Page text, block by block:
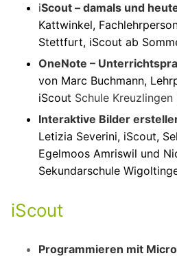
iScout – damals und
Kattwinkel,
Stettfurt, iScout ab
OneNote –
von Marc Buchmann,
iScout Schule Kreuzlingen
Interaktive Bilder
Letizia Severini, iScout,
Egelmoos Amriswil und
Sekundarschule
iScout
Programmieren mit